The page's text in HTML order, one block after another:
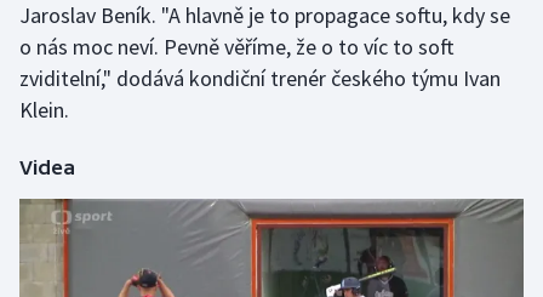
Krasobruslení
Lezení
Moderní pětiboj
Jaroslav Beník. "A hlavně je to propagace softu, kdy se
o nás moc neví. Pevně věříme, že o to víc to soft
zviditelní," dodává kondiční trenér českého týmu Ivan
Klein.
Videa